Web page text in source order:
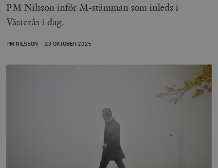
PM Nilsson inför M-stämman som inleds i
Västerås i dag.
PM NILSSON 23 OKTOBER 2025